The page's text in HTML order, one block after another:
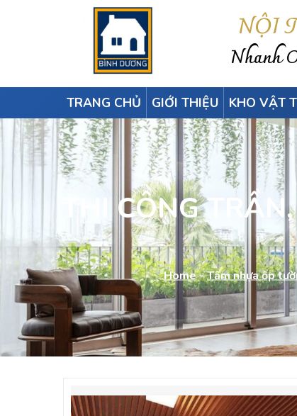
NỘI
Nhanh
TRANG CHỦ GIỚI THIỆU KHO VẬT
THI CÔNG
Home-Tấm nhựa ốp